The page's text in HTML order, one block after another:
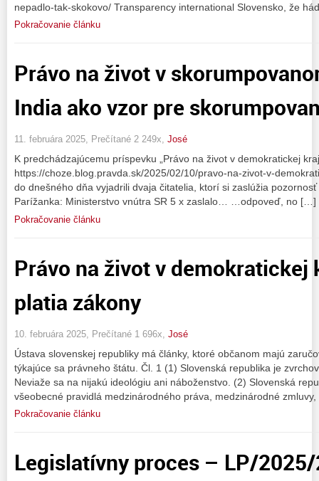
nepadlo-tak-skokovo/ Transparency international Slovensko, že
Pokračovanie článku
Právo na život v
India ako vzor pre
11. februára 2025, Prečítané 2 249x, José
K predchádzajúcemu príspevku „Právo na život v demokratickej
https://choze.blog.pravda.sk/2025/02/10/pravo-na-zivot-v-
do dnešného dňa vyjadrili dvaja čitatelia, ktorí si zaslúžia
Parížanka: Ministerstvo vnútra SR 5 x zaslalo… …odpoveď, no […]
Pokračovanie článku
Právo na život v demokratickej
platia zákony
10. februára 2025, Prečítané 1 696x, José
Ústava slovenskej republiky má články, ktoré občanom majú
týkajúce sa právneho štátu. Čl. 1 (1) Slovenská republika je
Neviaže sa na nijakú ideológiu ani náboženstvo. (2) Slovenská
všeobecné pravidlá medzinárodného práva, medzinárodné
Pokračovanie článku
Legislatívny proces – LP/2025/